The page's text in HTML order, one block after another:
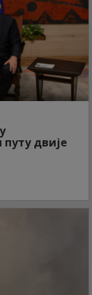
двије